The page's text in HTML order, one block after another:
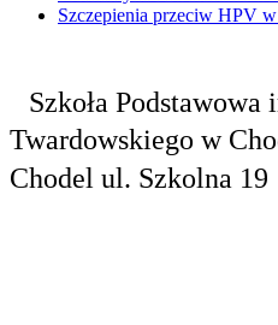
Szczepienia przeciw HPV w
Szkoła Podstawowa
Twardowskiego w
Chodel ul. Szkolna 19